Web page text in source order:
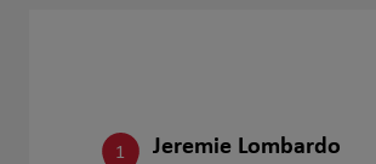
1 Jeremie Lombardo